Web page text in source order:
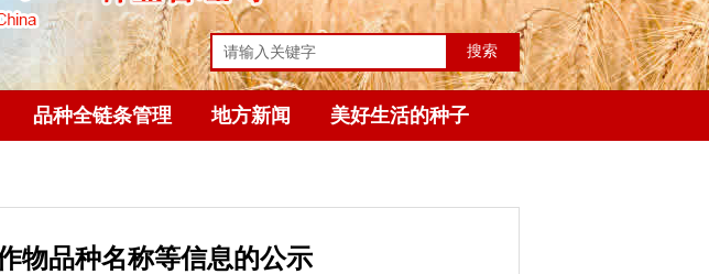
搜索
品种全链条管理 地方新闻 美好生活的种子
物品种名称等信息的公示